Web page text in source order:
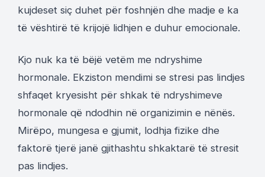
kujdeset siç duhet për foshnjën dhe madje e ka
të vështirë të krijojë lidhjen e duhur emocionale.
Kjo nuk ka të bëjë vetëm me ndryshime
hormonale. Ekziston mendimi se stresi pas lindjes
shfaqet kryesisht për shkak të ndryshimeve
hormonale që ndodhin në organizimin e nënës.
Mirëpo, mungesa e gjumit, lodhja fizike dhe
faktorë tjerë janë gjithashtu shkaktarë të stresit
pas lindjes.